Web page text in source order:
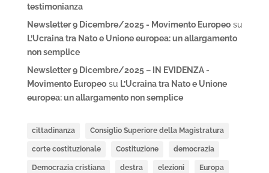
testimonianza
Newsletter 9 Dicembre/2025 - Movimento Europeosu
L’Ucraina tra Nato e Unione europea: un allargamento
non semplice
Newsletter 9 Dicembre/2025 – IN EVIDENZA -
Movimento Europeosu L’Ucraina tra Nato e Unione
europea: un allargamento non semplice
cittadinanza Consiglio Superiore della Magistratura
corte costituzionale Costituzione democrazia
Democrazia cristiana destra elezioni Europa